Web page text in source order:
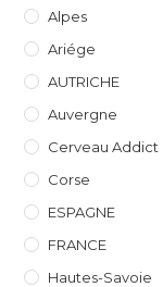
Alpes
Ariége
AUTRICHE
Auvergne
Cerveau Addict
Corse
ESPAGNE
FRANCE
Hautes-Savoie